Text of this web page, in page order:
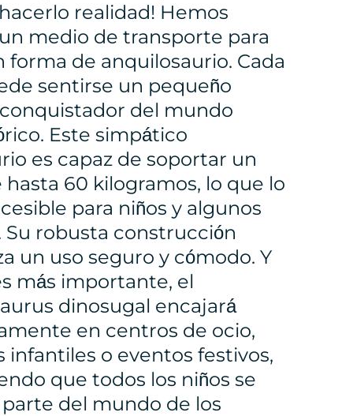
realidad! Hemos
medio de transporte para
forma de anquilosaurio. Cada
sentirse un pequeño
del mundo
Este simpático
es capaz de soportar un
hasta 60 kilogramos, lo que lo
para niños y algunos
Su robusta construcción
un uso seguro y cómodo. Y
más importante, el
dinosugal encajará
en centros de ocio,
infantiles o eventos festivos,
que todos los niños se
del mundo de los